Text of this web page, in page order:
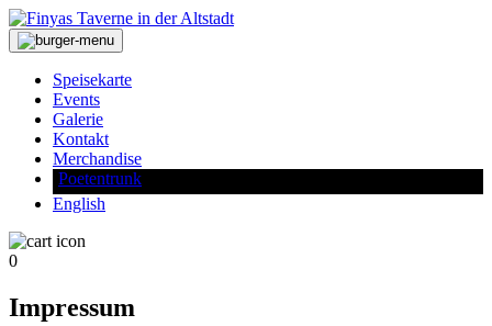
Skip
to
content
Finyas Taverne in der Altstadt
Speisekarte
Events
Galerie
Kontakt
Merchandise
Poetentrunk
English
0
Impressum